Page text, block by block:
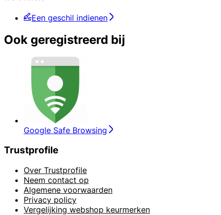
Een geschil indienen
Ook geregistreerd bij
Google Safe Browsing
Trustprofile
Over Trustprofile
Neem contact op
Algemene voorwaarden
Privacy policy
Vergelijking webshop keurmerken